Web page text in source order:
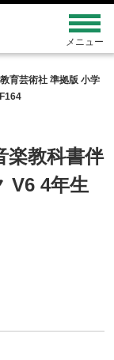
教育芸術社 準拠版 小学
楽教科書伴
V6 4年生